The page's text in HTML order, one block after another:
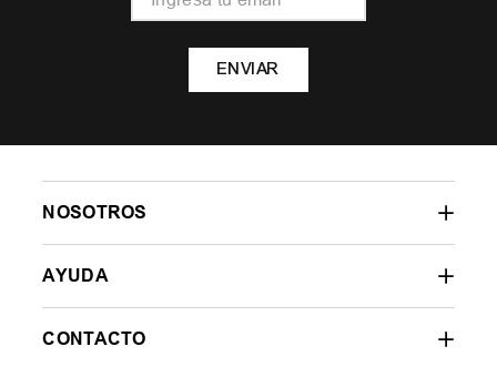
ENVIAR
NOSOTROS
AYUDA
CONTACTO